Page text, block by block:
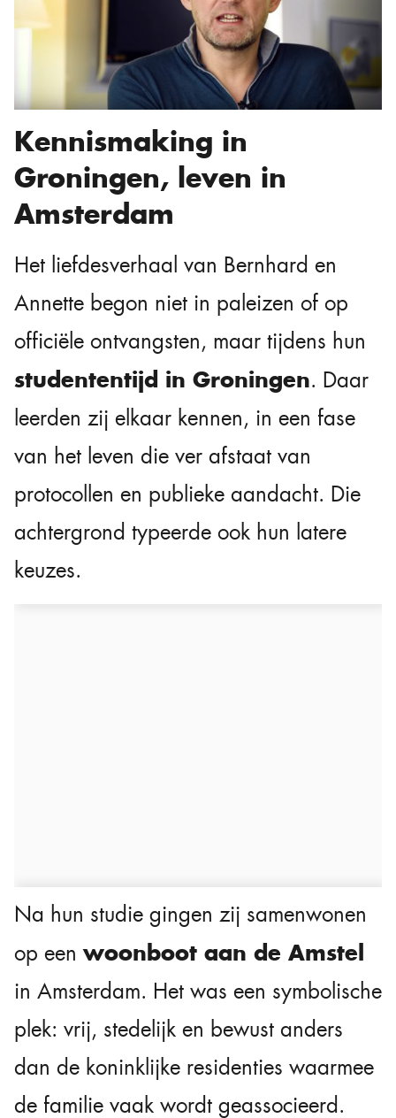
Kennismaking in
Groningen, leven in
Amsterdam
Het liefdesverhaal van Bernhard en
Annette begon niet in paleizen of op
officiële ontvangsten, maar tijdens hun
studententijd in Groningen. Daar
leerden zij elkaar kennen, in een fase
van het leven die ver afstaat van
protocollen en publieke aandacht. Die
achtergrond typeerde ook hun latere
keuzes.
Na hun studie gingen zij samenwonen
op eenwoonboot aan de Amstel
in Amsterdam. Het was een symbolische
plek: vrij, stedelijk en bewust anders
dan de koninklijke residenties waarmee
de familie vaak wordt geassocieerd.